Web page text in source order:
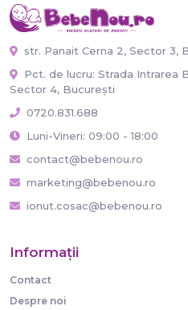
str. Panait Cerna 2, Sector 3,
Pct. de lucru: Strada Intrarea
Sector 4, București
0720.831.688
Luni-Vineri: 09:00 - 18:00
contact@bebenou.ro
marketing@bebenou.ro
ionut.cosac@bebenou.ro
Informaţii
Contact
Despre noi